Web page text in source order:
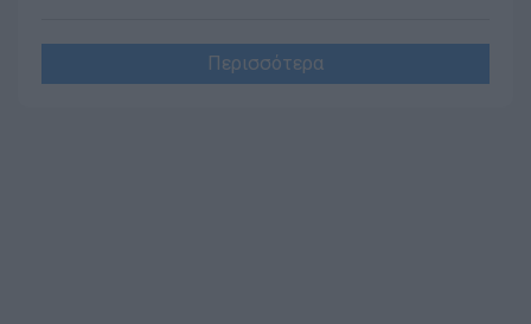
Περισσότερα